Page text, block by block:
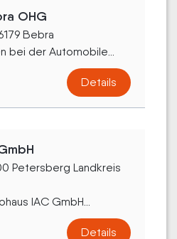
OHG
Bebra
bei der Automobile...
Details
Petersberg Landkreis
IAC GmbH...
Details